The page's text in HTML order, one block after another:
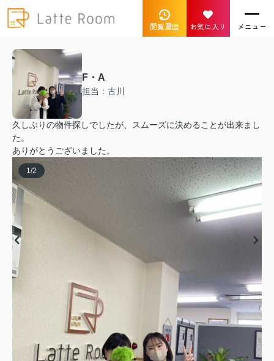
閲覧履歴 お気に入り メニュー
F・A
担当：古川
久しぶりの物件探しでしたが、スムーズに決めることが出来まし
た。
ありがとうございました。
1 /2